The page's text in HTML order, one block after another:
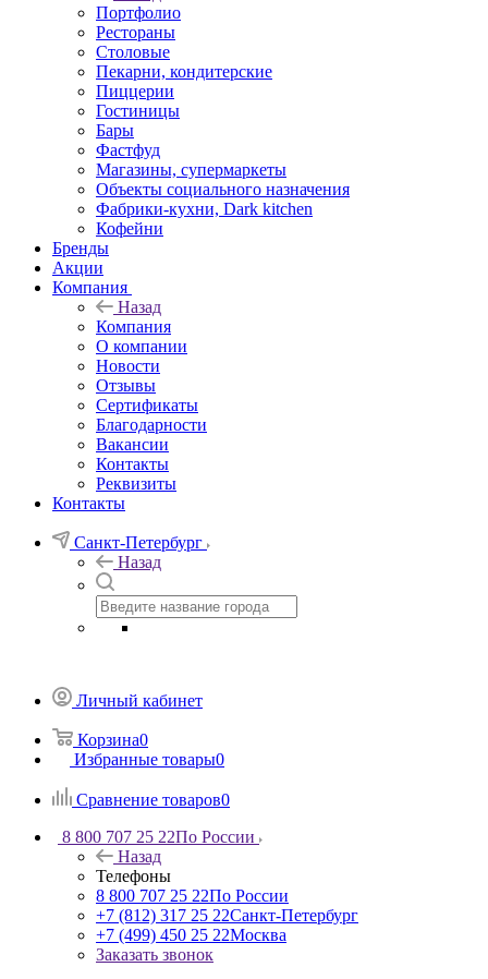
Портфолио
Рестораны
Столовые
Пекарни, кондитерские
Пиццерии
Гостиницы
Бары
Фастфуд
Магазины, супермаркеты
Объекты социального назначения
Фабрики-кухни, Dark kitchen
Кофейни
Бренды
Акции
Компания
Назад
Компания
О компании
Новости
Отзывы
Сертификаты
Благодарности
Вакансии
Контакты
Реквизиты
Контакты
Санкт-Петербург
Назад
Личный кабинет
Корзина0
Избранные товары0
Сравнение товаров0
8 800 707 25 22По России
Назад
Телефоны
8 800 707 25 22По России
+7 (812) 317 25 22Санкт-Петербург
+7 (499) 450 25 22Москва
Заказать звонок